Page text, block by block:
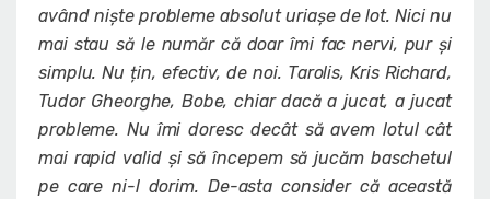
având niște probleme absolut uriașe de lot. Nici nu
mai stau să le număr că doar îmi fac nervi, pur și
simplu. Nu țin, efectiv, de noi. Tarolis, Kris Richard,
Tudor Gheorghe, Bobe, chiar dacă a jucat, a jucat
probleme. Nu îmi doresc decât să avem lotul cât
mai rapid valid și să începem să jucăm baschetul
pe care ni-l dorim. De-asta consider că această